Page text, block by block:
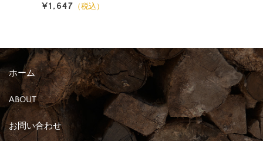
¥1,647 （税込）
ホーム
ABOUT
お問い合わせ